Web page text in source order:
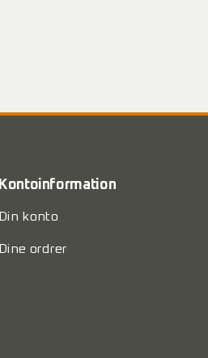
Kontoinformation
Din konto
Dine ordrer